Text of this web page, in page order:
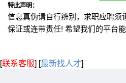
特此声明：
信息真伪请自行辨别，求职应聘须
保证或连带责任! 希望我们的平台
[联系客服] [最新找人才]